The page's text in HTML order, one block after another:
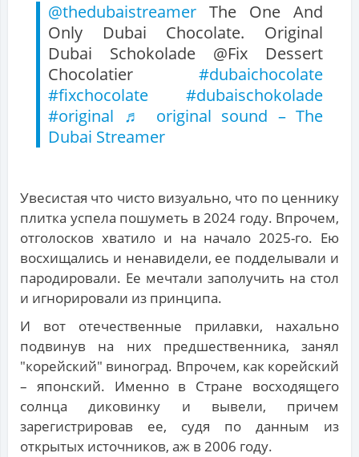
@thedubaistreamer The One And
Only Dubai Chocolate. Original
Dubai Schokolade @Fix Dessert
Chocolatier #dubaichocolate
#fixchocolate
#dubaischokolade
#original ♬ original sound – The
Dubai Streamer
Увесистая что чисто визуально, что по ценнику
плитка успела пошуметь в 2024 году. Впрочем,
отголосков хватило и на начало 2025-го. Ею
восхищались и ненавидели, ее подделывали и
пародировали. Ее мечтали заполучить на стол
и игнорировали из принципа.
И вот отечественные прилавки, нахально
подвинув на них предшественника, занял
"корейский" виноград. Впрочем, как корейский
– японский. Именно в Стране восходящего
солнца диковинку и вывели, причем
зарегистрировав ее, судя по данным из
открытых источников, аж в 2006 году.